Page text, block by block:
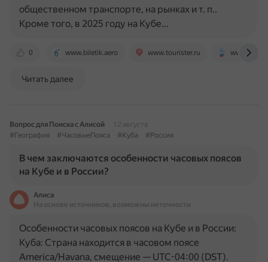
0 www.biletik.aero www.tourister.ru
общественном транспорте, на рынках и т. п..
Кроме того, в 2025 году на Кубе…
Читать далее
Вопрос для Поиска с Алисой
12 августа
#География
#ЧасовыеПояса #Куба #Россия
В чем заключаются особенности часовых поясов
на Кубе и в России?
Алиса
На основе источников, возможны неточности
Особенности часовых поясов на Кубе и в России:
Куба: Страна находится в часовом поясе
America/Havana, смещение — UTC-04:00 (DST).